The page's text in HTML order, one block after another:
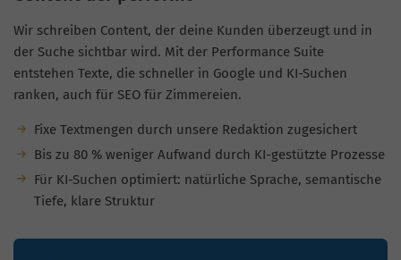
Wir schreiben Content, der deine Kunden überzeugt und in
der Suche sichtbar wird. Mit der Performance Suite
entstehen Texte, die schneller in Google und KI-Suchen
ranken, auch für SEO für Zimmereien.
Fixe Textmengen durch unsere Redaktion zugesichert
Bis zu 80 % weniger Aufwand durch KI-gestützte Prozesse
Für KI-Suchen optimiert: natürliche Sprache, semantische
Tiefe, klare Struktur